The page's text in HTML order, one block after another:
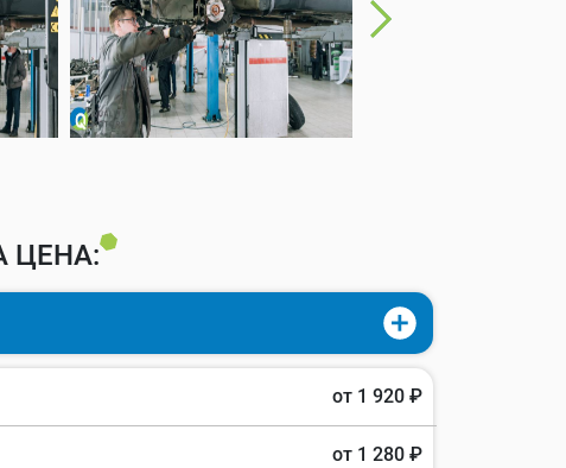
ЦЕНА:
от 1 920 ₽
от 1 280 ₽